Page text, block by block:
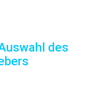
des